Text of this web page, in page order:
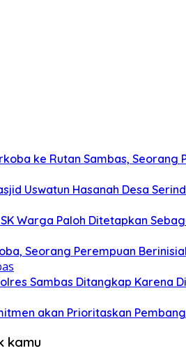
ke Rutan Sambas, Seorang
Uswatun Hasanah Desa
Warga Paloh Ditetapkan
Seorang Perempuan
Sambas Ditangkap Karena
akan Prioritaskan
kamu